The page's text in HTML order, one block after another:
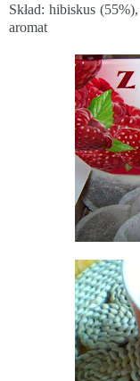
Skład: hibiskus
aromat